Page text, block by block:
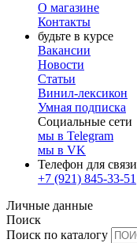
О магазине
Контакты
будьте в курсе
Вакансии
Новости
Статьи
Винил-лексикон
Умная подписка
Социальные сети
мы в Telegram
мы в VK
Телефон для связи
+7 (921) 845-33-51
Личные данные
Поиск
Поиск по каталогу